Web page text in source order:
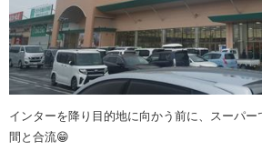
インターを降り目的地に向かう前に、スーパ
間と合流😁